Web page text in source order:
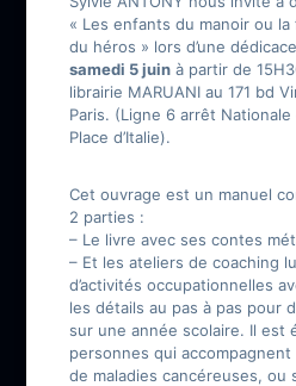
« Les enfants du manoir ou la
du héros » lors d’une
samedi 5 juinà partir de
librairie MARUANI au 171 bd
Paris. (Ligne 6 arrêt Nationale
Place d’Italie).
Cet ouvrage est un manuel
2 parties :
– Le livre avec ses contes
– Et les ateliers de coaching
d’activités occupationnelles
les détails au pas à pas pour
sur une année scolaire. Il est
personnes qui
de maladies cancéreuses, ou